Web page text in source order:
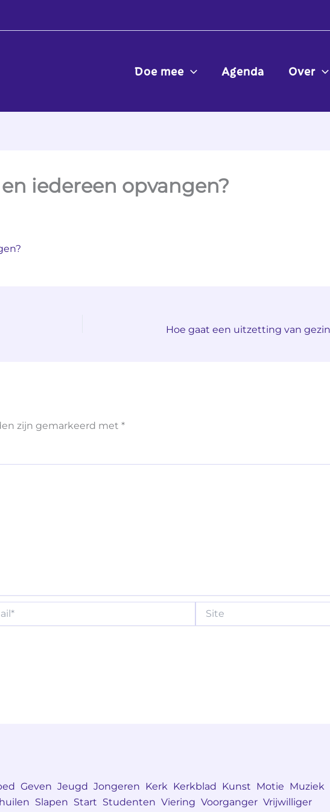
Doe mee Agenda Over
iedereen opvangen?
zijn gemarkeerd met *
Geven Jeugd Jongeren Kerk Kerkblad Kunst Motie Muziek
Slapen Start Studenten Viering Voorganger Vrijwilliger